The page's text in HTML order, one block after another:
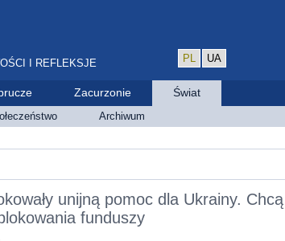
I REFLEKSJE PL UA
Zacurzonie Świat
Archiwum
unijną pomoc dla Ukrainy. Chcą
funduszy